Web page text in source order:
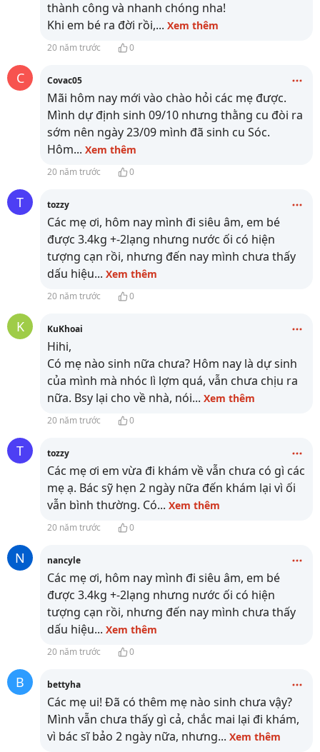
thành công và nhanh chóng nha!
Khi em bé ra đời rồi,... Xem thêm
20 năm trước 0
C Covac05
Mãi hôm nay mới vào chào hỏi các mẹ được.
Mình dự định sinh 09/10 nhưng thằng cu đòi ra
sớm nên ngày 23/09 mình đã sinh cu Sóc.
Hôm... Xem thêm
20 năm trước 0
T tozzy
Các mẹ ơi, hôm nay mình đi siêu âm, em bé
được 3.4kg +-2lạng nhưng nước ối có hiện
tượng cạn rồi, nhưng đến nay mình chưa thấy
dấu hiệu... Xem thêm
20 năm trước 0
K KuKhoai
Hihi,
Có mẹ nào sinh nữa chưa? Hôm nay là dự sinh
của mình mà nhóc lì lợm quá, vẫn chưa chịu ra
nữa. Bsy lại cho về nhà, nói... Xem thêm
20 năm trước 0
T tozzy
Các mẹ ơi em vừa đi khám về vẫn chưa có gì các
mẹ ạ. Bác sỹ hẹn 2 ngày nữa đến khám lại vì ối
vẫn bình thường. Có... Xem thêm
20 năm trước 0
N nancyle
Các mẹ ơi, hôm nay mình đi siêu âm, em bé
được 3.4kg +-2lạng nhưng nước ối có hiện
tượng cạn rồi, nhưng đến nay mình chưa thấy
dấu hiệu... Xem thêm
20 năm trước 0
B bettyha
Các mẹ ui! Đã có thêm mẹ nào sinh chưa vậy?
Mình vẫn chưa thấy gì cả, chắc mai lại đi khám,
vì bác sĩ bảo 2 ngày nữa, nhưng... Xem thêm